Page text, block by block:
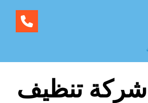
تنظيف